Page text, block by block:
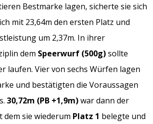
Bestmarke lagen, sicherte sie sich
mit 23,64m den ersten Platz und
um 2,37m. In ihrer
dem Speerwurf (500g)sollte
laufen. Vier von sechs Würfen lagen
und bestätigten die Voraussagen
30,72m (PB +1,9m)war dann der
sie wiederum Platz 1 belegte und